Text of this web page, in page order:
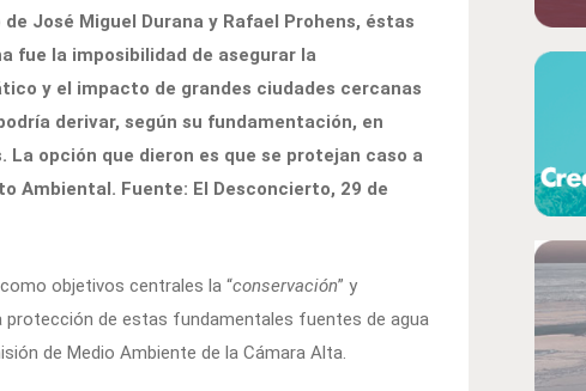
José Miguel Durana y Rafael Prohens, éstas
fue la imposibilidad de asegurar la
y el impacto de grandes ciudades cercanas
derivar, según su fundamentación, en
opción que dieron es que se protejan caso a
Ambiental. Fuente: El Desconcierto, 29 de
objetivos centrales la “conservación” y
protección de estas fundamentales fuentes de agua
de Medio Ambiente de la Cámara Alta.